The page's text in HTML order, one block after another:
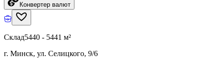
Конвертер валют
Склад5440 - 5441 м²
г. Минск, ул. Селицкого, 9/6